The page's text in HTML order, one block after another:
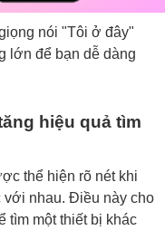
nói "Tôi ở đây"
lớn để bạn dễ dàng
hiệu quả tìm
thể hiện rõ nét khi
với nhau. Điều này cho
tìm một thiết bị khác